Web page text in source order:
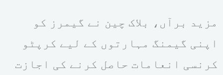
مزید برآں، بلاک چین نے گیمرز کو
اپنی گیمنگ مہارتوں کے لیے کرپٹو
کرنسی انعامات حاصل کرنے کی اجازت